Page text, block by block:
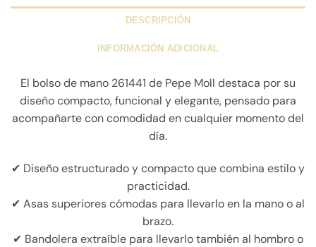
DESCRIPCIÓN
INFORMACIÓN ADICIONAL
El bolso de mano 261441 de Pepe Moll destaca por su
diseño compacto, funcional y elegante, pensado para
acompañarte con comodidad en cualquier momento del
día.
✔ Diseño estructurado y compacto que combina estilo y
practicidad.
✔ Asas superiores cómodas para llevarlo en la mano o al
brazo.
✔ Bandolera extraíble para llevarlo también al hombro o